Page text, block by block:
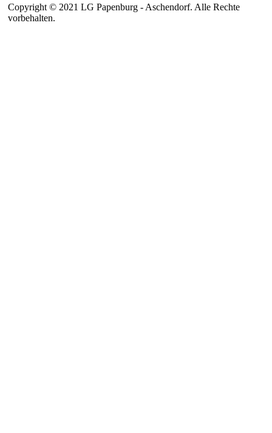
Copyright © 2021 LG Papenburg - Aschendorf. Alle Rechte
vorbehalten.